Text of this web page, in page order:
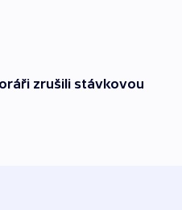
zrušili stávkovou